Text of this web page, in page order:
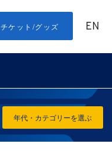
チケット/グッズ EN
年代・カテゴリーを選ぶ